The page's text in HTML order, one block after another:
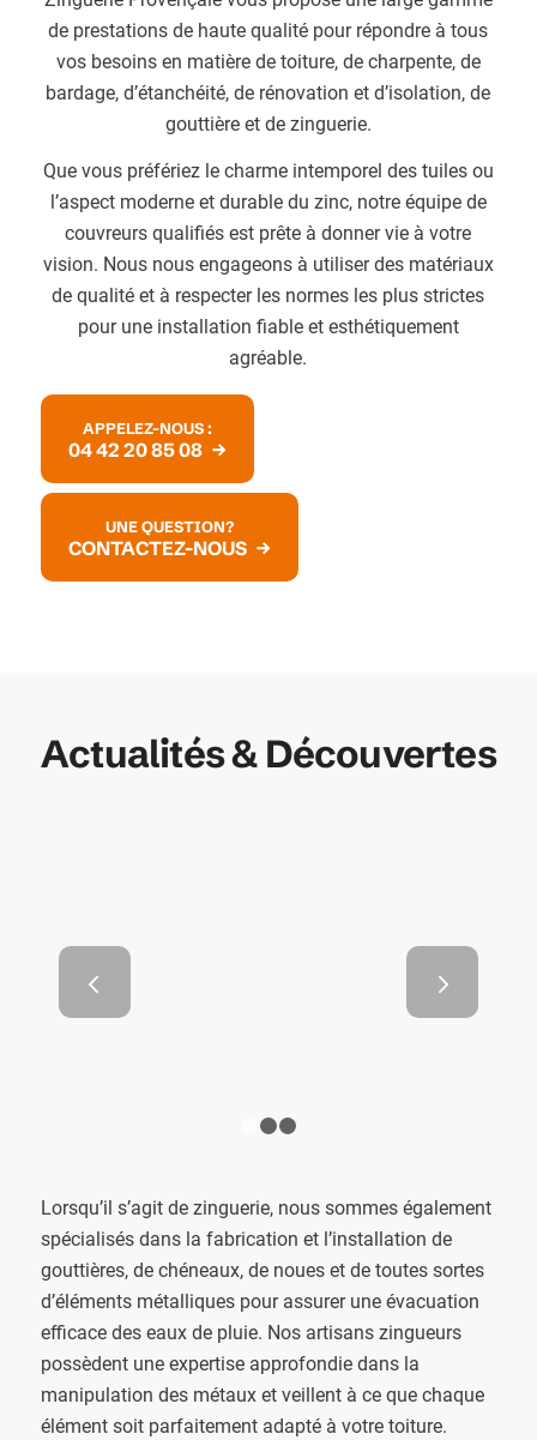
de prestations de haute qualité pour répondre à tous
vos besoins en matière de toiture, de charpente, de
bardage, d’étanchéité, de rénovation et d’isolation, de
gouttière et de zinguerie.
Que vous préfériez le charme intemporel des tuiles ou
l’aspect moderne et durable du zinc, notre équipe de
couvreurs qualifiés est prête à donner vie à votre
vision. Nous nous engageons à utiliser des matériaux
de qualité et à respecter les normes les plus strictes
pour une installation fiable et esthétiquement
agréable.
APPELEZ-NOUS :
04 42 20 85 08
UNE QUESTION?
CONTACTEZ-NOUS
Actualités & Découvertes
Comment choisir les
Lorsqu’il s’agit de zinguerie, nous sommes également
spécialisés dans la fabrication et l’installation de
gouttières, de chéneaux, de noues et de toutes sortes
d’éléments métalliques pour assurer une évacuation
efficace des eaux de pluie. Nos artisans zingueurs
possèdent une expertise approfondie dans la
manipulation des métaux et veillent à ce que chaque
élément soit parfaitement adapté à votre toiture.